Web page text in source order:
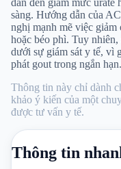
sàng. Hướng dẫn của
nghị mạnh mẽ việc giảm
hoặc béo phì. Tuy
dưới sự giám sát y tế, vì
phát gout trong ngắn hạn.
Thông tin này chỉ dành
khảo ý kiến ​​​​của một
được tư vấn y tế.
Thông tin